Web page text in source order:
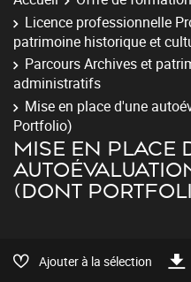
Licence professionnelle
patrimoine historique et
Parcours Archives et
administratifs
Mise en place d'une
Portfolio)
MISE EN PLACE
(DONT
Ajouter à la sélection